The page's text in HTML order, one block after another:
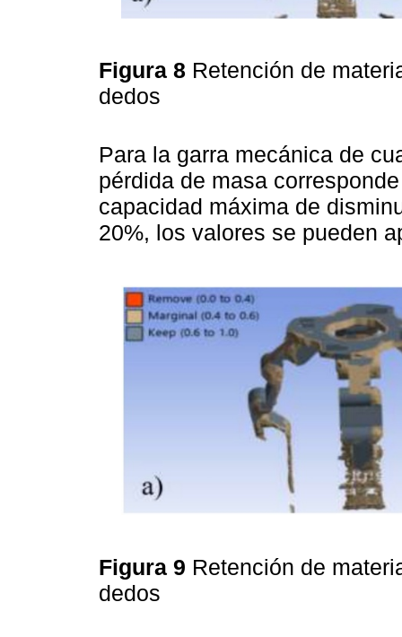
Figura 8 Retención de
dedos
Para la garra mecánica de
pérdida de masa
capacidad máxima de
20%, los valores se pueden
Figura 9 Retención de
dedos